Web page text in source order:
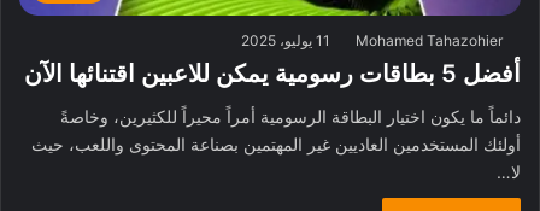
Mohamed Tahazohier 11 يوليو، 2025
أفضل 5 بطاقات رسومية يمكن للاعبين اقتنائها الآن
دائماً ما يكون اختيار البطاقة الرسومية أمراً محيراً للكثيرين، وخاصةً
أولئك المستخدمين العاديين غير المهتمين بصناعة المحتوى واللعب، حيث
لا…